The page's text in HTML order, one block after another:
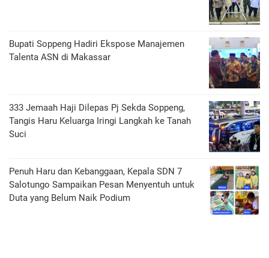
Bupati Soppeng Hadiri Ekspose Manajemen
Talenta ASN di Makassar
333 Jemaah Haji Dilepas Pj Sekda Soppeng,
Tangis Haru Keluarga Iringi Langkah ke Tanah
Suci
Penuh Haru dan Kebanggaan, Kepala SDN 7
Salotungo Sampaikan Pesan Menyentuh untuk
Duta yang Belum Naik Podium